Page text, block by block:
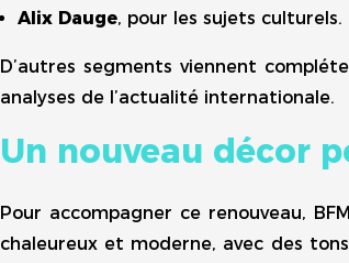
Alix Dauge, pour les sujets culturels.
D’autres segments viennent
analyses de l’actualité internationale.
Un nouveau décor
Pour accompagner ce renouveau,
chaleureux et moderne, avec des